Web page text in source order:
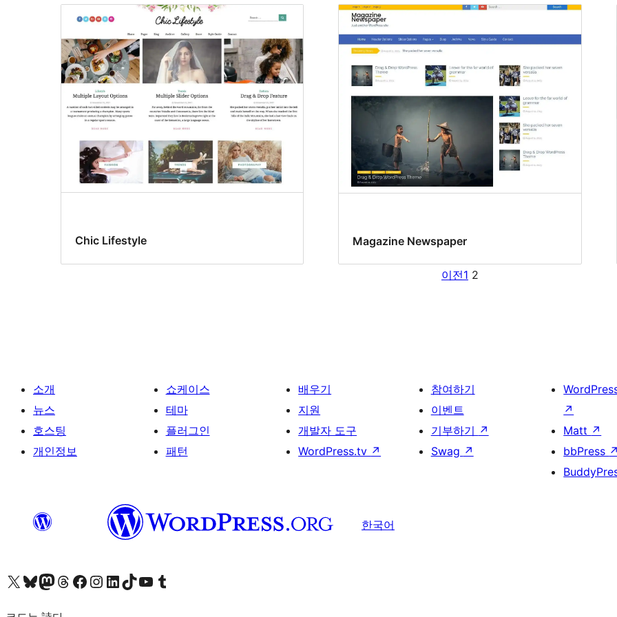
Chic Lifestyle Magazine Newspaper
이전1 2
소개
뉴스
호스팅
개인정보
쇼케이스
테마
플러그인
패턴
배우기
지원
개발자 도구
WordPress.tv ↗
참여하기
이벤트
기부하기 ↗
Swag ↗
↗
Matt ↗
bbPress ↗
한국어
X(이전 트위터) 계정 방문하기블루스카이 계정 방문하기마스토돈 계정 방문하기스레드 계정 방문하기 페이스북 페이지 방문하기인스타그램 계정 방문하기 LinkedIn 계정 방문하기틱톡 계정 방문하기유튜브 채널 방문하기 텀블러 계정 방문하기